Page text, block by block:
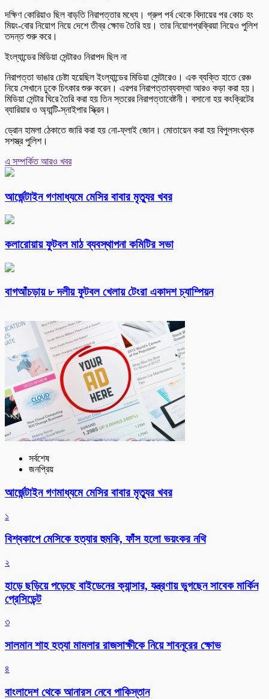
দক্ষিণ কোরিয়াও ছিল বাড়তি নিরাপত্তার মধ্যে। গ্রুপ পর্ব থেকে বিদায়ের পর কোচ হং
মিয়ং-বোর নিয়োগ নিয়ে দেশে তীব্র ক্ষোভ তৈরি হয়। তার নিয়োগপ্রক্রিয়া নিয়েও পুলিশ
তদন্ত শুরু করে।
ইংল্যান্ডের মিডিয়া সেন্টারও নিরাপদ ছিল না
নিরাপত্তা ভাঙার চেষ্টা হয়েছিল ইংল্যান্ডের মিডিয়া সেন্টারেও। এক ব্যক্তি হাতে রেঞ্চ
নিয়ে সেখানে ঢুকে চিৎকার শুরু করেন। এরপর নিরাপত্তাব্যবস্থা আরও কড়া করা হয়।
মিডিয়া সেন্টার ঘিরে তৈরি করা হয় তিন স্তরের নিরাপত্তাবেষ্টনী। বসানো হয় কংক্রিটের
ব্যারিয়ার ও অ্যান্টি-স্নাইপার স্ক্রিন।
ড্রোন হামলা ঠেকাতে জারি করা হয় নো-ফ্লাই জোন। মোতায়েন করা হয় বিপুলসংখ্যক
সশস্ত্র পুলিশ।
এ সম্পর্কিত আরও খবর
আর্জেন্টাইন গণমাধ্যমে মেসির বাবার মৃত্যুর খবর
কলারোয়ায় ফুটবল মাঠ ব্যবস্থাপনা কমিটির সভা
বাগআঁচড়ায় ৮ দলীয় ফুটবল খেলায় টেংরা একাদশ চ্যাম্পিয়ন
সর্বশেষ
জনপ্রিয়
আর্জেন্টাইন গণমাধ্যমে মেসির বাবার মৃত্যুর খবর
১
বিশ্বকাপে মেসিকে হত্যার হুমকি, ফাঁস হলো ভয়ংকর নথি
২
হাড়ে ছড়িয়ে পড়েছে বাইডেনের ক্যান্সার, যন্ত্রণায় ভুগছেন সাবেক মার্কিন
প্রেসিডেন্ট
৩
সালমান শাহ হত্যা মামলার রাজসাক্ষীকে নিয়ে শাবনূরের ক্ষোভ
৪
বাংলাদেশ থেকে আনারস নেবে পাকিস্তান